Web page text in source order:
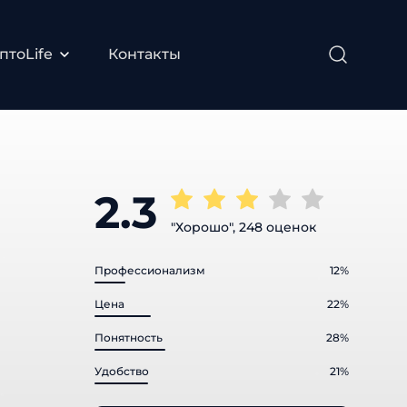
Контакты
2.3 "Хорошо", 248 оценок
Профессионализм 12%
Цена 22%
Понятность 28%
Удобство 21%